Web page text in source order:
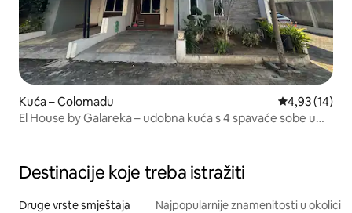
Kuća – Colomadu Prosječna
4,93 (14)
El House by Galareka – udobna kuća s 4 spavaće sobe u
Destinacije koje treba istražiti
Druge vrste smještaja Najpopularnije znamenitosti u okolici